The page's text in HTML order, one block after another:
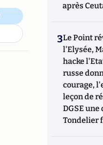
après
3Le Point
l'Elysée,
hacke
russe
courage,
leçon de
DGSE
Tondelier